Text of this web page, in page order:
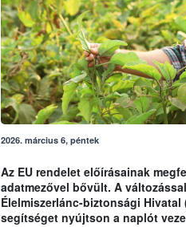
2026. március 6, péntek
Az EU rendelet előírásainak
adatmezővel bővült. A
Élelmiszerlánc-biztonsági
segítséget nyújtson a naplót